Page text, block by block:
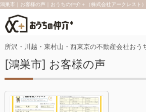
鴻巣市｜お客様の声｜おうちの仲介＋（株式会社アークレスト）
所沢・川越・東村山・西東京の不動産会社お
[鴻巣市] お客様の声